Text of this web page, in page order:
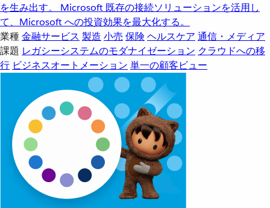
を生み出す。
Microsoft 既存の接続ソリューションを活用し
て、Microsoft への投資効果を最大化する。
業種金融サービス 製造 小売 保険 ヘルスケア 通信・メディア
課題 レガシーシステムのモダナイゼーション クラウドへの移
行 ビジネスオートメーション 単一の顧客ビュー